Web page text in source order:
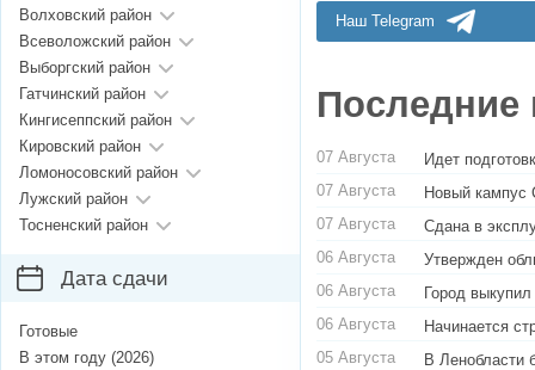
Наш Telegram
Последние
07 Августа
Идет
07 Августа
Новый кампус
07 Августа
Сдана в
06 Августа
Утвержден
06 Августа
Город
06 Августа
Начинается
05 Августа
В Ленобласти
Волховский район
Всеволожский район
Выборгский район
Гатчинский район
Кингисеппский район
Кировский район
Ломоносовский район
Лужский район
Тосненский район
Дата сдачи
Готовые
В этом году (2026)